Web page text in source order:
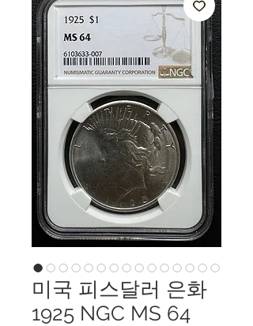
미국 피스달러 은화
1925 NGC MS 64